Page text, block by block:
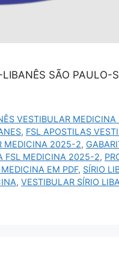
SÃO PAULO-
VESTIBULAR MEDICINA
, FSL APOSTILAS
MEDICINA 2025-2,
FSL MEDICINA 2025-2,
EM PDF, SÍRIO
, VESTIBULAR SÍRIO